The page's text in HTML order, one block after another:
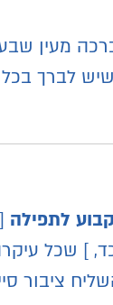
מעין
שיש לברך
לתפילה
] שכל
ציבור